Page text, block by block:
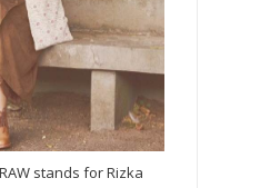
stands for Rizka